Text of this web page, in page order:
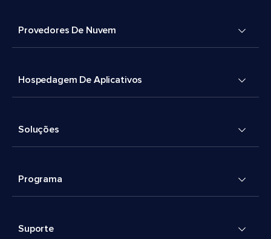
Provedores De Nuvem
Hospedagem De Aplicativos
Soluções
Programa
Suporte